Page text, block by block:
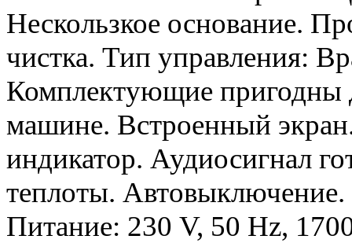
Нескользкое основание.
чистка. Тип управления:
Комплектующие пригодны
машине. Встроенный
индикатор. Аудиосигнал
теплоты. Автовыключение.
Питание: 230 V, 50 Hz,